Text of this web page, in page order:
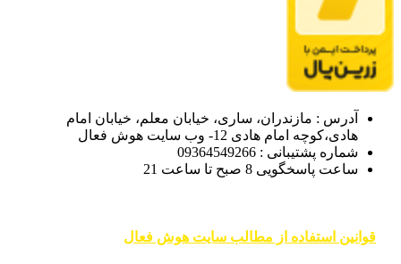
آدرس : مازندران، ساری، خیابان معلم، خیابان امام
هادی،کوچه امام هادی 12- وب سایت هوش فعال
شماره پشتیبانی : 09364549266
ساعت پاسخگویی 8 صبح تا ساعت 21
قوانین استفاده از مطالب سایت هوش فعال